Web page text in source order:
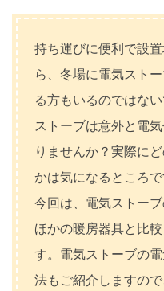
持ち運びに便利で設
ら、冬場に電気スト
る方もいるのではな
ストーブは意外と電
りませんか？実際に
かは気になるところで
今回は、電気ストー
ほかの暖房器具と比
す。電気ストーブの
法もご紹介しますの